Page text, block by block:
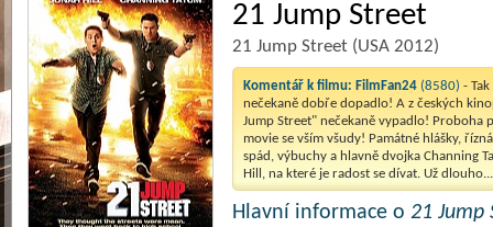
21 Jump Street
21 Jump Street (USA 2012)
Komentář k filmu: FilmFan24 (8580) -
nečekaně dobře dopadlo! A z českých
Jump Street" nečekaně vypadlo! Proboha
movie se vším všudy! Památné hlášky,
spád, výbuchy a hlavně dvojka Channing
Hill, na které je radost se dívat. Už
Hlavní informace o 21 Jump